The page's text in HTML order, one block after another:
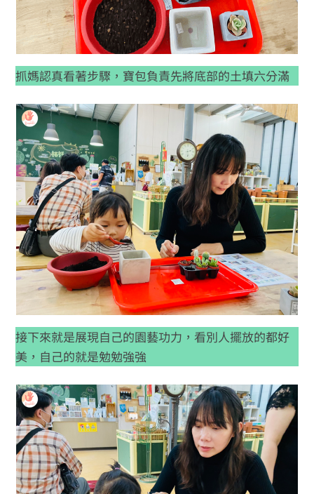
抓媽認真看著步驟，寶包負責先將底部的土填六分滿
接下來就是展現自己的園藝功力，看別人擺放的都好
美，自己的就是勉勉強強